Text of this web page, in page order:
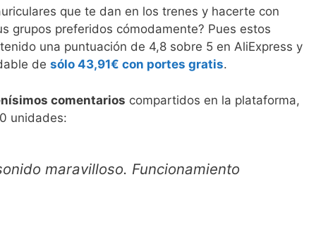
que te dan en los trenes y hacerte con
grupos preferidos cómodamente? Pues estos
una puntuación de 4,8 sobre 5 en AliExpress y
de sólo 43,91€ con portes gratis.
comentarios compartidos en la plataforma,
unidades:
maravilloso. Funcionamiento